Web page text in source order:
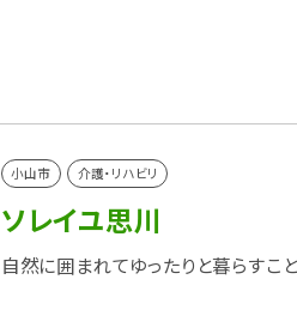
小山市 介護・リハビリ
ソレイユ思川
自然に囲まれてゆったりと暮らすこ